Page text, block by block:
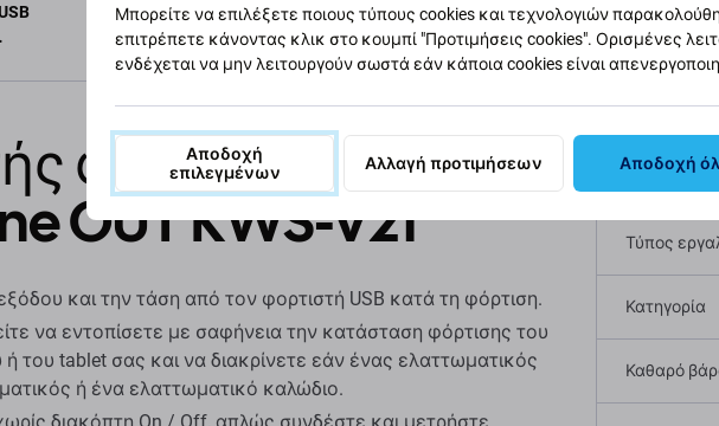
Περιγραφή και προδιαγραφές Αποστολές και επιστροφές
φόρτισης USB για
OUT KWS-V21
και την τάση από τον φορτιστή USB κατά τη φόρτιση.
να εντοπίσετε με σαφήνεια την κατάσταση φόρτισης του
του tablet σας και να διακρίνετε εάν ένας ελαττωματικός
ή ένα ελαττωματικό καλώδιο.
Τύπος
Κατηγορία
Καθαρό
Μπορείτε να επιλέξετε ποιους τύπους cookies και τεχνολογιών
επιτρέπετε κάνοντας κλικ στο κουμπί "Προτιμήσεις cookies". Ορισμένες
ενδέχεται να μην λειτουργούν σωστά εάν κάποια cookies είναι
Αποδοχή
επιλεγμένων
Αλλαγή προτιμήσεων Αποδοχή